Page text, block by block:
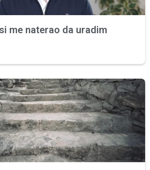
me naterao da uradim